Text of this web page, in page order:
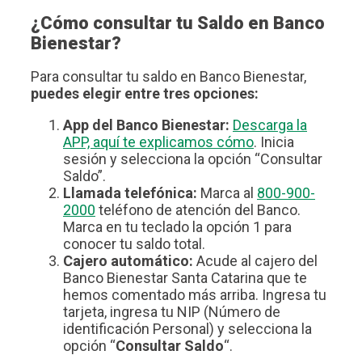
¿Cómo consultar tu Saldo en Banco
Bienestar?
Para consultar tu saldo en Banco Bienestar,
puedes elegir entre tres opciones:
App del Banco Bienestar: Descarga la
APP, aquí te explicamos cómo. Inicia
sesión y selecciona la opción “Consultar
Saldo”.
Llamada telefónica: Marca al 800-900-
2000 teléfono de atención del Banco.
Marca en tu teclado la opción 1 para
conocer tu saldo total.
Cajero automático: Acude al cajero del
Banco Bienestar Santa Catarina que te
hemos comentado más arriba. Ingresa tu
tarjeta, ingresa tu NIP (Número de
identificación Personal) y selecciona la
opción “Consultar Saldo“.